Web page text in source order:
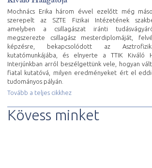
Mochnács Erika három évvel ezelőtt még
szerepelt az SZTE Fizikai Intézetének
amelyben a csillagászat iránti
megszerezte csillagász mesterdiplomáját,
képzésre, bekapcsolódott az
kutatómunkájába, és elnyerte a TTIK Kiváló
Interjúnkban arról beszélgettünk vele, hogyan
fiatal kutatóvá, milyen eredményeket ért el
tudományos pályán.
Tovább a teljes cikkhez
Kövess minket